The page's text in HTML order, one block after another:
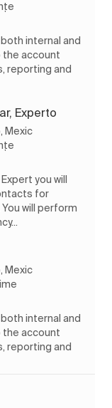
internal and
account
reporting and
Experto
Mexic
you will
for
will perform
Mexic
internal and
account
reporting and